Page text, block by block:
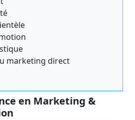
marketing direct
en Marketing &